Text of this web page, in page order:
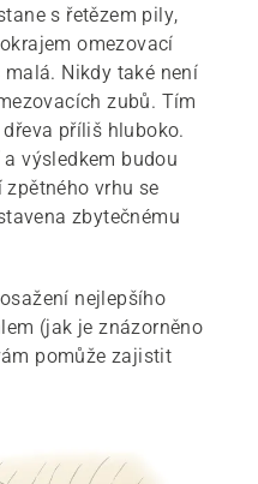
s řetězem pily,
omezovací
Nikdy také není
zubů. Tím
příliš hluboko.
výsledkem budou
zpětného vrhu se
zbytečnému
nejlepšího
(jak je znázorněno
pomůže zajistit